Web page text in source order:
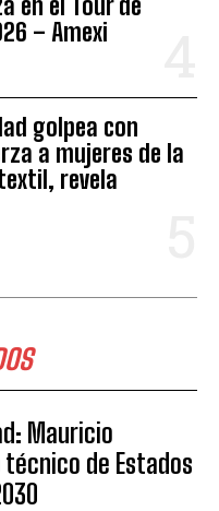
– Amexi
golpea con
a mujeres de la
revela
Mauricio
de Estados